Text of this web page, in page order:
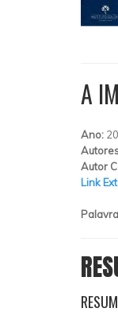
A
Ano:
Autor
Link